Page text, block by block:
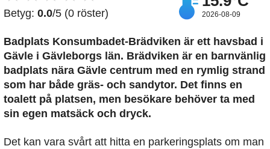
Betyg: 0.0/5 (0 röster) 2026-08-09
Badplats Konsumbadet-Brädviken är ett havsbad i
Gävle i Gävleborgs län. Brädviken är en barnvänlig
badplats nära Gävle centrum med en rymlig strand
som har både gräs- och sandytor. Det finns en
toalett på platsen, men besökare behöver ta med
sin egen matsäck och dryck.
Det kan vara svårt att hitta en parkeringsplats om man